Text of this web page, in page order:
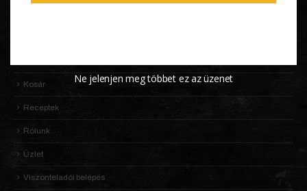
Kosár
Receptek
Rólunk
Üzlet
Viszonteladói belépés
Ne jelenjen meg többet ez az üzenet